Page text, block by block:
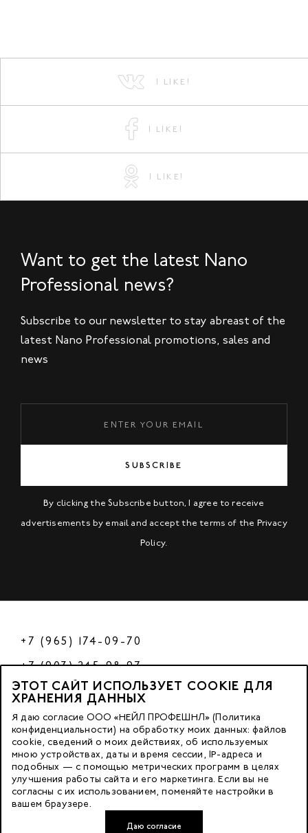
I LIKE!
I LIKE!
I LIKE!
Want to get the latest Nano
Professional news?
Subscribe to our newsletter to stay abreast of the
latest Nano Professional promotions, sales and
news
SUBSCRIBE
By clicking the Subscribe button, I agree to receive
advertisements by email and accept the terms of the Privacy
Policy.
+7 (965) 174-09-70
+7 (903) 245-98-97
РФ
© 2023 Nano Prof
117342, Russia, Moscow, Butlerova Street. 17, «BC Neo Geo»
floor 3, office 3079
ЭТОТ САЙТ ИСПОЛЬЗУЕТ COOKIE ДЛЯ
ХРАНЕНИЯ ДАННЫХ
Я даю согласие ООО «НЕЙЛ ПРОФЕШНЛ» (Политика
конфиденциальности) на обработку моих данных: файлов
cookie, сведений о моих действиях, об используемых
мною устройствах, даты и время сессии, IP-адреса и
подобных — с помощью метрических программ в целях
улучшения работы сайта и его маркетинга. Если вы не
согласны с их использованием, поменяйте настройки в
вашем браузере.
Даю согласие